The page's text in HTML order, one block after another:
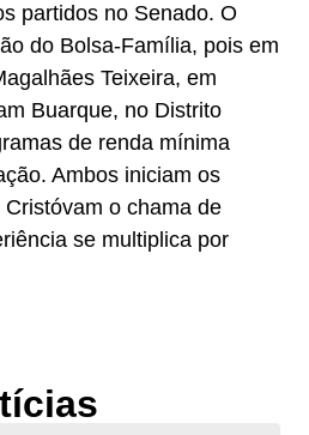
partidos no Senado. O
do Bolsa-Família, pois em
Teixeira, em
Buarque, no Distrito
de renda mínima
Ambos iniciam os
o chama de
se multiplica por